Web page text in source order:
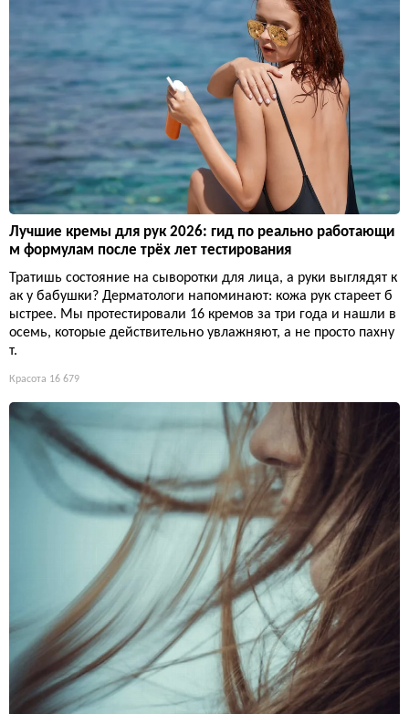
Лучшие кремы для рук 2026: гид по реально работающи
м формулам после трёх лет тестирования
Тратишь состояние на сыворотки для лица, а руки выглядят к
ак у бабушки? Дерматологи напоминают: кожа рук стареет б
ыстрее. Мы протестировали 16 кремов за три года и нашли в
осемь, которые действительно увлажняют, а не просто пахну
т.
Красота 16 679